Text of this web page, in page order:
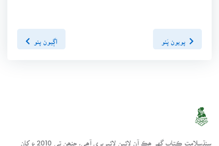
پويون پَنو اڳيون پنو
سنڌسلامت ڪتاب گهر ھڪ آن لائين لائبريري آھي، جنھن تي 2010ع کان